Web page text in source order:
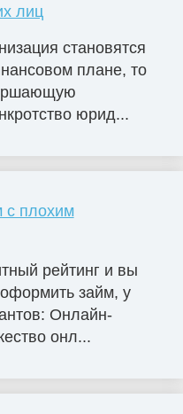
лиц
становятся
плане, то
юрид...
с плохим
рейтинг и вы
займ, у
Онлайн-
онл...